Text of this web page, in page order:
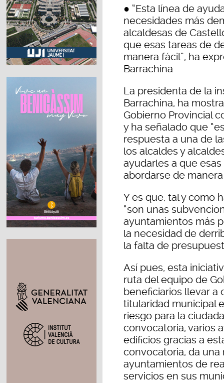
● “Esta línea de
necesidades más
alcaldesas de
que esas tareas de
manera fácil”, ha
Barrachina
La presidenta de la
Barrachina, ha
Gobierno Provincial
y ha señalado que
respuesta a una de
los alcaldes y
ayudarles a que
abordarse de manera
Y es que, tal y como
“son unas
ayuntamientos más
la necesidad de
la falta de
Así pues, esta
ruta del equipo de
beneficiarios llevar a
titularidad municipal
riesgo para la
convocatoria, varios
edificios gracias a
convocatoria, da una
ayuntamientos de
servicios en sus